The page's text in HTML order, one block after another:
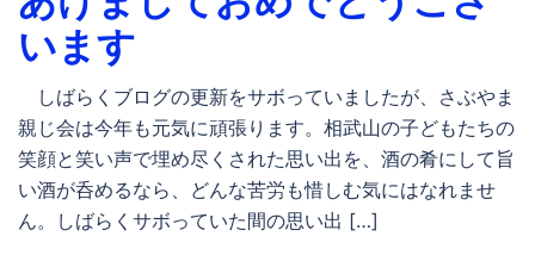
います
しばらくブログの更新をサボっていましたが、さぶやま
親じ会は今年も元気に頑張ります。相武山の子どもたちの
笑顔と笑い声で埋め尽くされた思い出を、酒の肴にして旨
い酒が呑めるなら、どんな苦労も惜しむ気にはなれませ
ん。しばらくサボっていた間の思い出 […]